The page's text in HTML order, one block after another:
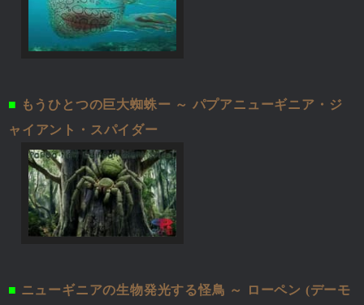
■ もうひとつの巨大蜘蛛ー ～ パプアニューギニア・ジ
ャイアント・スパイダー
■ ニューギニアの生物発光する怪鳥 ～ ローペン (デーモ